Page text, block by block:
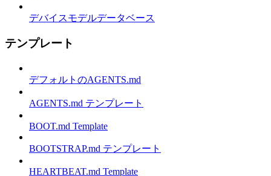
デバイスモデルデータベース
テンプレート
デフォルトのAGENTS.md
AGENTS.md テンプレート
BOOT.md Template
BOOTSTRAP.md テンプレート
HEARTBEAT.md Template